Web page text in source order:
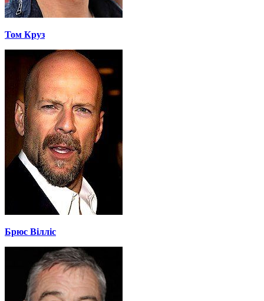
Том Круз
Брюс Вілліс